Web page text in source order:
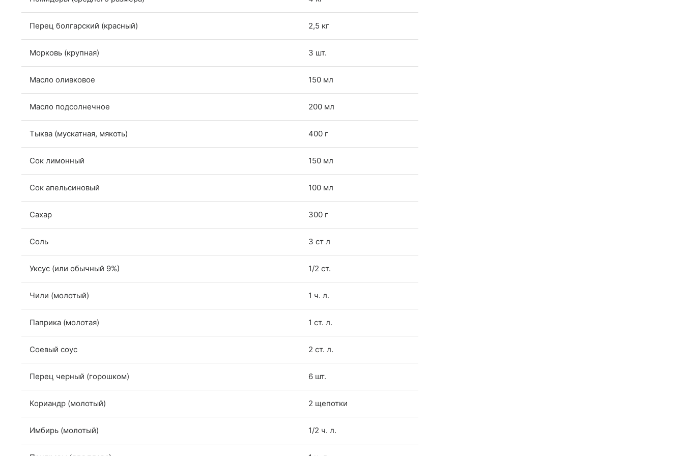
Перец болгарский (красный) 2,5 кг
Морковь (крупная) 3 шт.
Масло оливковое 150 мл
Масло подсолнечное 200 мл
Тыква (мускатная, мякоть) 400 г
Сок лимонный 150 мл
Сок апельсиновый 100 мл
Сахар 300 г
Соль 3 ст л
Уксус (или обычный 9%) 1/2 ст.
Чили (молотый) 1 ч. л.
Паприка (молотая) 1 ст. л.
Соевый соус 2 ст. л.
Перец черный (горошком) 6 шт.
Кориандр (молотый) 2 щепотки
Имбирь (молотый) 1/2 ч. л.